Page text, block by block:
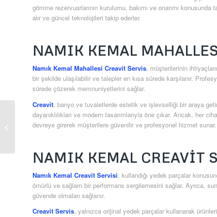
gömme rezervuarlarının kurulumu, bakımı ve onarımı
alır ve güncel teknolojileri takip ederler.
NAMIK KEMAL
Namık Kemal Mahallesi Creavit Servis, müşterilerinin
bir şekilde ulaşılabilir ve talepler en kısa sürede karşılanır.
sürede çözerek memnuniyetlerini sağlar.
Creavit, banyo ve tuvaletlerde estetik ve işlevselliği bir araya
dayanıklılıkları ve modern tasarımlarıyla öne çıkar. Ancak, her
devreye girerek müşterilere güvenilir ve profesyonel hizmet sunar.
NAMIK KEMAL CREAVIT
Namık Kemal Creavit Servisi, kullandığı yedek parçalar
ömürlü ve sağlam bir performans sergilemesini sağlar. Ayrıca,
güvende olmaları sağlanır.
Creavit Servis, yalnızca orijinal yedek parçalar kullanarak
Mimar Sinan Creavit